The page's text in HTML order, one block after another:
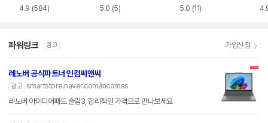
4.9 (584) 5.0 (5) 5.0 (11)
파워링크 광고 가입신청
레노버 공식파트너 인컴씨앤씨
광고 smartstore.naver.com/incomss
레노버 아이디어패드 슬림3, 합리적인 가격으로 만나보세요